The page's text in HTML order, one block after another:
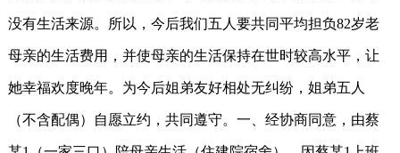
没有生活来源。所以，今后我们五人要共同平均担负82岁老
母亲的生活费用，并使母亲的生活保持在世时较高水平，让
她幸福欢度晚年。为今后姐弟友好相处无纠纷，姐弟五人
（不含配偶）自愿立约，共同遵守。一、经协商同意，由蔡